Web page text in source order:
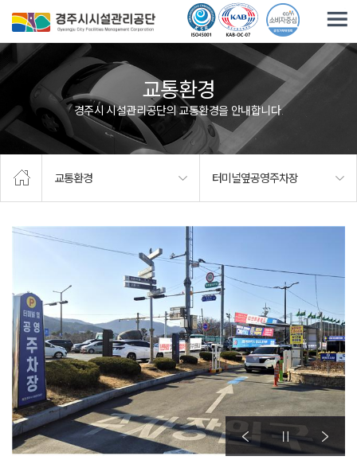
교통환경
경주시 시설관리공단의 교통환경을 안내합니다.
교통환경 터미널옆공영주차장